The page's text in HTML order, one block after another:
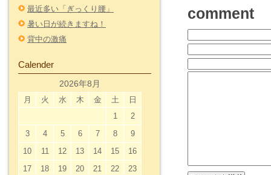
最近多い「ぎっくり腰」
暑い日が続きますね！
背中の激痛
Calender
2026年8月
月 火 水 木 金 土 日
1
2
3
4 5 6 7 8
9
10
11 12 13 14 15
16
17
18 19 20 21 22
23
comment